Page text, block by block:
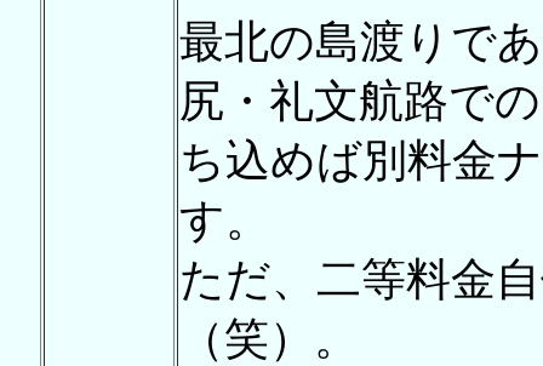
最北の島渡りで
尻・礼文航路で
ち込めば別料金
す。
ただ、二等料金
（笑）。